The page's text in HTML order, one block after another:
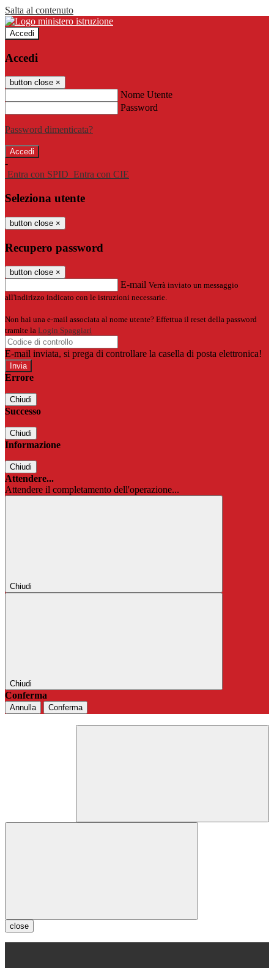
Salta al contenuto
Accedi
Accedi
button close ×
Nome Utente
Password
Password dimenticata?
-
Entra con SPID Entra con CIE
Seleziona utente
button close ×
Recupero password
button close ×
E-mail Verrà inviato un messaggio
all'indirizzo indicato con le istruzioni necessarie.
Non hai una e-mail associata al nome utente? Effettua il reset della password
tramite la Login Spaggiari
E-mail inviata, si prega di controllare la casella di posta elettronica!
Errore
Chiudi
Successo
Chiudi
Informazione
Chiudi
Attendere...
Attendere il completamento dell'operazione...
Chiudi
Chiudi
Conferma
Annulla Conferma
close